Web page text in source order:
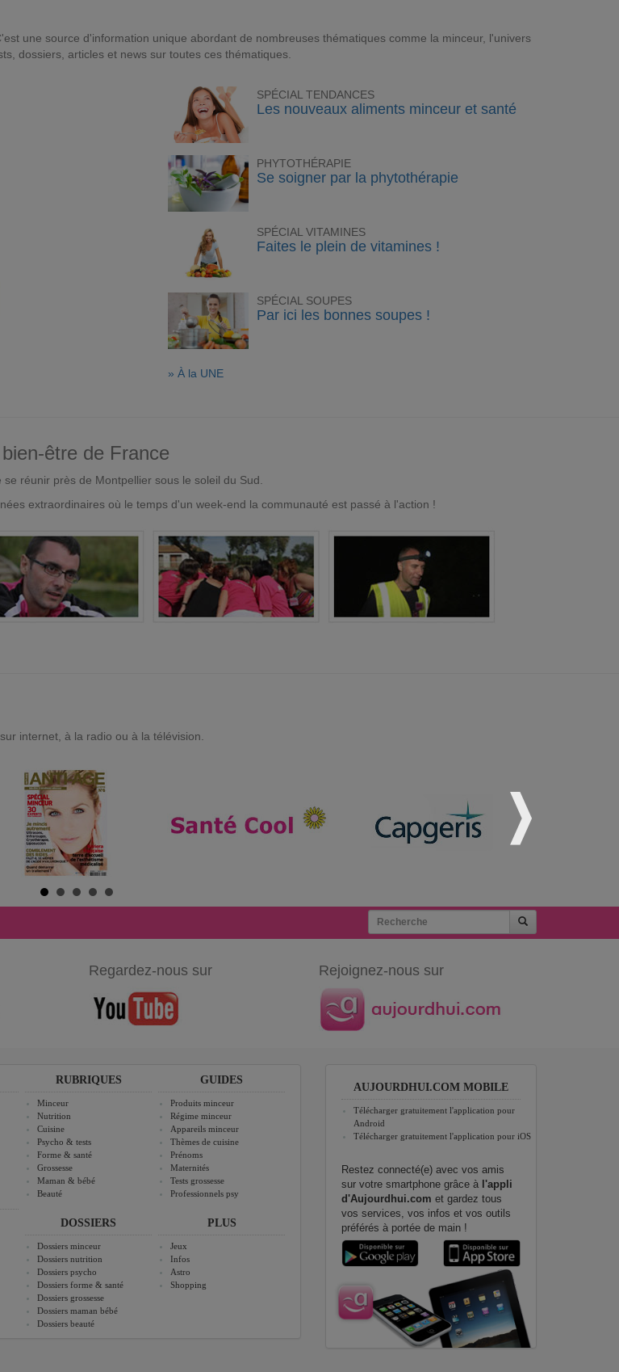
une source d'information unique abordant de nombreuses thématiques comme la minceur, l'univers
dossiers, articles et news sur toutes ces thématiques.
SPÉCIAL TENDANCES
Les nouveaux aliments minceur et santé
PHYTOTHÉRAPIE
Se soigner par la phytothérapie
SPÉCIAL VITAMINES
Faites le plein de vitamines !
SPÉCIAL SOUPES
Par ici les bonnes soupes !
» À la UNE
être de France
réunir près de Montpellier sous le soleil du Sud.
extraordinaires où le temps d'un week-end la communauté est passé à l'action !
internet, à la radio ou à la télévision.
Regardez-nous sur Rejoignez-nous sur
RUBRIQUES
Minceur
Nutrition
Cuisine
Psycho & tests
Forme & santé
Grossesse
Maman & bébé
Beauté
DOSSIERS
Dossiers minceur
Dossiers nutrition
Dossiers psycho
Dossiers forme & santé
Dossiers grossesse
Dossiers maman bébé
Dossiers beauté
GUIDES
Produits minceur
Régime minceur
Appareils minceur
Thèmes de cuisine
Prénoms
Maternités
Tests grossesse
Professionnels psy
PLUS
Jeux
Infos
Astro
Shopping
AUJOURDHUI.COM MOBILE
Télécharger gratuitement l'application pour
Android
Télécharger gratuitement l'application pour iOS
Restez connecté(e) avec vos amis
sur votre smartphone grâce à l'appli
d'Aujourdhui.com et gardez tous
vos services, vos infos et vos outils
préférés à portée de main !